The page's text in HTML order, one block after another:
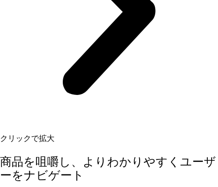
クリックで拡大
商品を咀嚼し、よりわかりやすくユーザ
ーをナビゲート